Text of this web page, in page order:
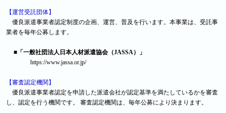
【運営受託団体】
優良派遣事業者認定制度の企画、運営、普及を行います。本事業は、受託事
業者を毎年公募します。
■「一般社団法人日本人材派遣協会（JASSA）」
https://www.jassa.or.jp/
【審査認定機関】
優良派遣事業者認定を申請した派遣会社が認定基準を満たしているかを審査
し、認定を行う機関です。 審査認定機関は、毎年公募により決まります。